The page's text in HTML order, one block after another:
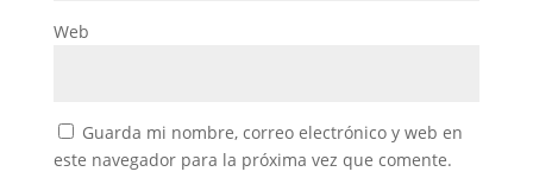
Web
Guarda mi nombre, correo electrónico y web en
este navegador para la próxima vez que comente.